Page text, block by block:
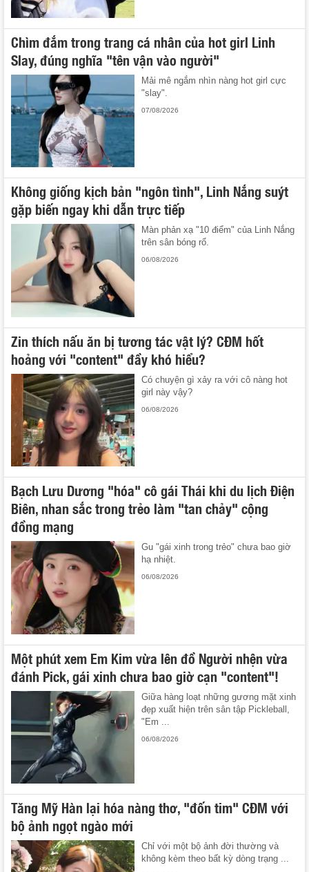
Chìm đắm trong trang cá nhân của hot girl Linh
Slay, đúng nghĩa "tên vận vào người"
Mải mê ngắm nhìn nàng hot girl cực
"slay".
07/08/2026
Không giống kịch bản "ngôn tình", Linh Nắng suýt
gặp biến ngay khi dẫn trực tiếp
Màn phản xạ "10 điểm" của Linh Nắng
trên sân bóng rổ.
06/08/2026
Zin thích nấu ăn bị tương tác vật lý? CĐM hốt
hoảng với "content" đầy khó hiểu?
Có chuyện gì xảy ra với cô nàng hot
girl này vậy?
06/08/2026
Bạch Lưu Dương "hóa" cô gái Thái khi du lịch Điện
Biên, nhan sắc trong trẻo làm "tan chảy" cộng
đồng mạng
Gu "gái xinh trong trẻo" chưa bao giờ
hạ nhiệt.
06/08/2026
Một phút xem Em Kim vừa lên đồ Người nhện vừa
đánh Pick, gái xinh chưa bao giờ cạn "content"!
Giữa hàng loạt những gương mặt xinh
đẹp xuất hiện trên sân tập Pickleball,
"Em ...
06/08/2026
Tăng Mỹ Hàn lại hóa nàng thơ, "đốn tim" CĐM với
bộ ảnh ngọt ngào mới
Chỉ với một bộ ảnh đời thường và
không kèm theo bất kỳ dòng trạng ...